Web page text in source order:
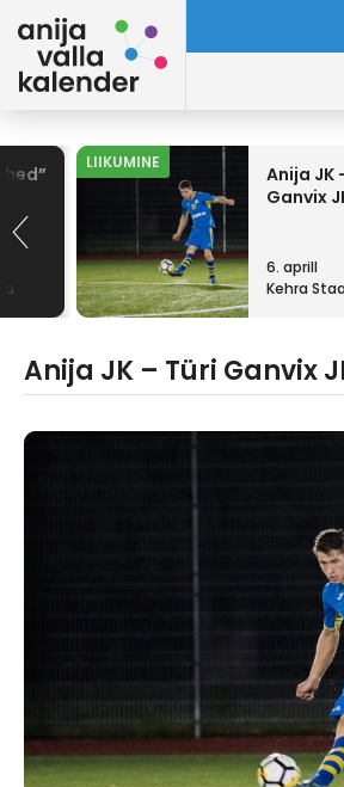
LIIKUMINE
Anija JK
Ganvix
6. aprill
Kehra
Anija JK – Türi Ganvix